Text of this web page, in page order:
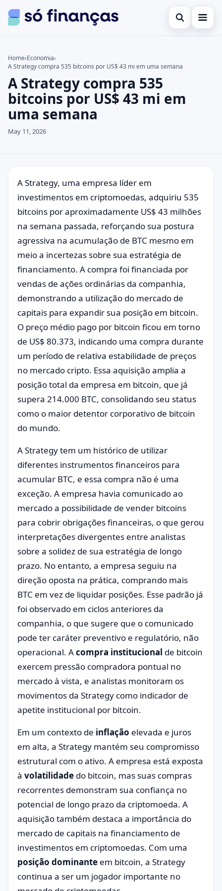
Open search
Empréstimos
Investimentos
Search the site
Search for:
Press Enter to search or ESC to close.
Home›Economia›
A Strategy compra 535 bitcoins por US$ 43 mi em uma semana
A Strategy compra 535
bitcoins por US$ 43 mi em
uma semana
May 11, 2026
A Strategy, uma empresa líder em
investimentos em criptomoedas, adquiriu 535
bitcoins por aproximadamente US$ 43 milhões
na semana passada, reforçando sua postura
agressiva na acumulação de BTC mesmo em
meio a incertezas sobre sua estratégia de
financiamento. A compra foi financiada por
vendas de ações ordinárias da companhia,
demonstrando a utilização do mercado de
capitais para expandir sua posição em bitcoin.
O preço médio pago por bitcoin ficou em torno
de US$ 80.373, indicando uma compra durante
um período de relativa estabilidade de preços
no mercado cripto. Essa aquisição amplia a
posição total da empresa em bitcoin, que já
supera 214.000 BTC, consolidando seu status
como o maior detentor corporativo de bitcoin
do mundo.
A Strategy tem um histórico de utilizar
diferentes instrumentos financeiros para
acumular BTC, e essa compra não é uma
exceção. A empresa havia comunicado ao
mercado a possibilidade de vender bitcoins
para cobrir obrigações financeiras, o que gerou
interpretações divergentes entre analistas
sobre a solidez de sua estratégia de longo
prazo. No entanto, a empresa seguiu na
direção oposta na prática, comprando mais
BTC em vez de liquidar posições. Esse padrão já
foi observado em ciclos anteriores da
companhia, o que sugere que o comunicado
pode ter caráter preventivo e regulatório, não
operacional. Acompra institucional de bitcoin
exercem pressão compradora pontual no
mercado à vista, e analistas monitoram os
movimentos da Strategy como indicador de
apetite institucional por bitcoin.
Em um contexto de inflação elevada e juros
em alta, a Strategy mantém seu compromisso
estrutural com o ativo. A empresa está exposta
à volatilidade do bitcoin, mas suas compras
recorrentes demonstram sua confiança no
potencial de longo prazo da criptomoeda. A
aquisição também destaca a importância do
mercado de capitais na financiamento de
investimentos em criptomoedas. Com uma
posição dominante em bitcoin, a Strategy
continua a ser um jogador importante no